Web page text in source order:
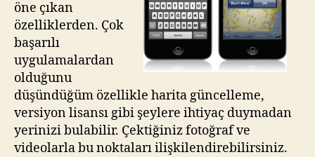
öne çıkan
özelliklerden. Çok
başarılı
uygulamalardan
olduğunu
düşündüğüm özellikle harita güncelleme,
versiyon lisansı gibi şeylere ihtiyaç duymadan
yerinizi bulabilir. Çektiğiniz fotoğraf ve
videolarla bu noktaları ilişkilendirebilirsiniz.